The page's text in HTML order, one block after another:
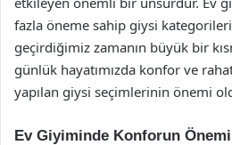
fazla öneme sahip giysi
geçirdiğimiz zamanın büyük bir
günlük hayatımızda konfor ve
yapılan giysi seçimlerinin önemi
Ev Giyiminde Konforun Önemi